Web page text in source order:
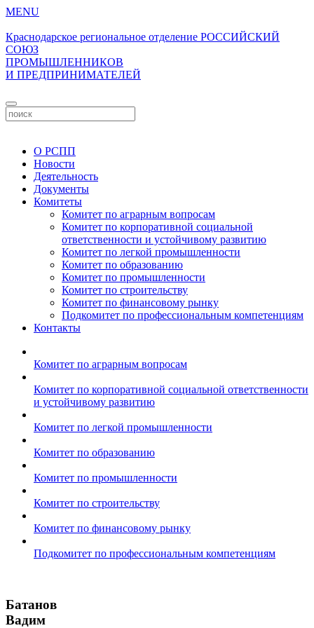
MENU
Краснодарское региональное отделение РОССИЙСКИЙ
СОЮЗ
ПРОМЫШЛЕННИКОВ
И ПРЕДПРИНИМАТЕЛЕЙ
О РСПП
Новости
Деятельность
Документы
Комитеты
Комитет по аграрным вопросам
Комитет по корпоративной социальной
ответственности и устойчивому развитию
Комитет по легкой промышленности
Комитет по образованию
Комитет по промышленности
Комитет по строительству
Комитет по финансовому рынку
Подкомитет по профессиональным компетенциям
Контакты
Комитет по аграрным вопросам
Комитет по корпоративной социальной ответственности
и устойчивому развитию
Комитет по легкой промышленности
Комитет по образованию
Комитет по промышленности
Комитет по строительству
Комитет по финансовому рынку
Подкомитет по профессиональным компетенциям
Батанов
Вадим